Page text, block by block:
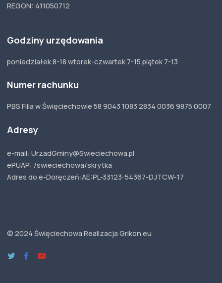
REGON: 411050712
Godziny urzędowania
poniedziałek 8-18 wtorek-czwartek 7-15 piątek 7-13
Numer rachunku
PBS Filia w Święciechowie 58 9043 1083 2834 0036 9875 0007
Adresy
e-mail: UrzadGminy@Swieciechowa.pl
ePUAP: /swieciechowa/skrytka
Adres do e-Doręczeń:AE:PL-33123-54367-DJTCW-17
© 2024 Święciechowa Realizacja Grikon.eu